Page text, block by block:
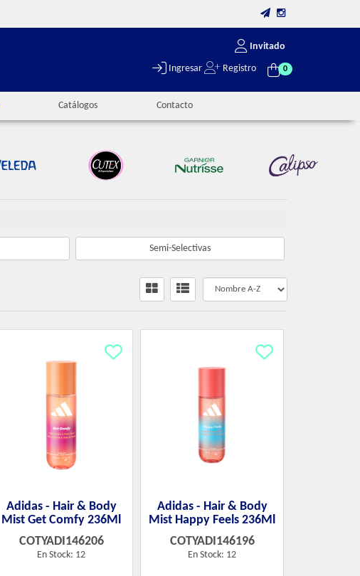
Invitado
Ingresar Registro 0
Catálogos Contacto
Semi-Selectivas
Adidas - Hair & Body
Mist Get Comfy 236Ml
COTYADI146206
En Stock: 12
Adidas - Hair & Body
Mist Happy Feels 236Ml
COTYADI146196
En Stock: 12